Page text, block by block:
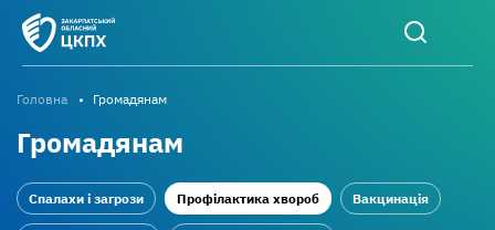
Головна Громадянам
Громадянам
Спалахи і загрози Профілактика хвороб Вакцинація